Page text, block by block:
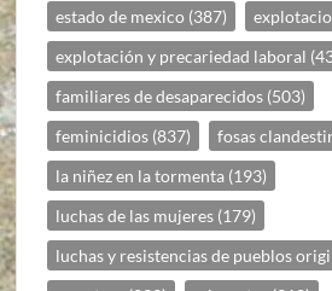
estado de mexico (387)
explotación y precariedad laboral
familiares de desaparecidos (503)
feminicidios (837) fosas
la niñez en la tormenta (193)
luchas de las mujeres (179)
luchas y resistencias de pueblos